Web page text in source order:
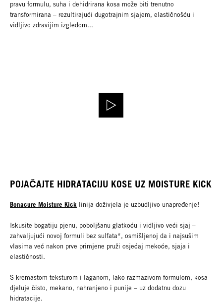
pravu formulu, suha i dehidrirana kosa može biti trenutno
transformirana – rezultirajući dugotrajnim sjajem, elastičnošću i
vidljivo zdravijim izgledom...
POJAČAJTE HIDRATACIJU KOSE UZ MOISTURE KICK
Bonacure Moisture Kick linija doživjela je uzbudljivo unapređenje!
Iskusite bogatiju pjenu, poboljšanu glatkoću i vidljivo veći sjaj –
zahvaljujući novoj formuli bez sulfata*, osmišljenoj da i najsušim
vlasima već nakon prve primjene pruži osjećaj mekoće, sjaja i
elastičnosti.
S kremastom teksturom i laganom, lako razmazivom formulom, kosa
djeluje čisto, mekano, nahranjeno i punije – uz dodatnu dozu
hidratacije.